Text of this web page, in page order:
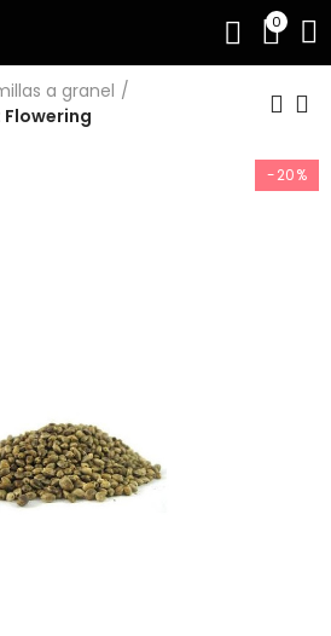
0
a granel
Flowering
-20%